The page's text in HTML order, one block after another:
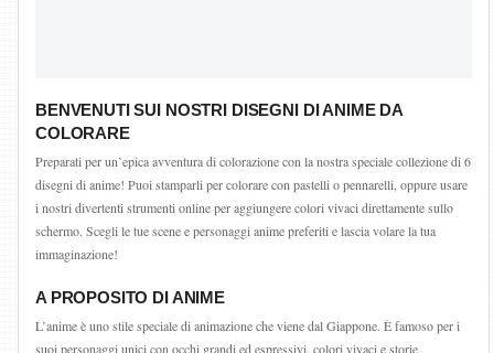
BENVENUTI SUI NOSTRI DISEGNI DI ANIME DA
COLORARE
Preparati per un’epica avventura di colorazione con la nostra speciale collezione di 6
disegni di anime! Puoi stamparli per colorare con pastelli o pennarelli, oppure usare
i nostri divertenti strumenti online per aggiungere colori vivaci direttamente sullo
schermo. Scegli le tue scene e personaggi anime preferiti e lascia volare la tua
immaginazione!
A PROPOSITO DI ANIME
L’anime è uno stile speciale di animazione che viene dal Giappone. È famoso per i
suoi personaggi unici con occhi grandi ed espressivi, colori vivaci e storie